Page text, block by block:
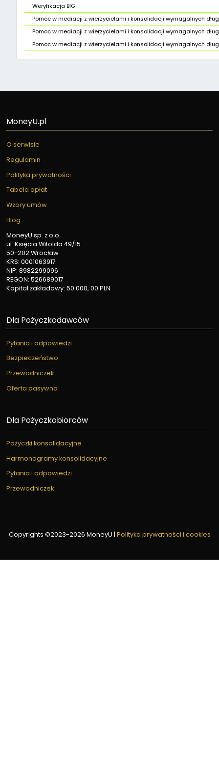
Weryfikacja BIG
Pomoc w mediacji z wierzycielami i konsolidacji wymagalnych
Pomoc w mediacji z wierzycielami i konsolidacji wymagalnych
Pomoc w mediacji z wierzycielami i konsolidacji wymagalnych
MoneyU.pl
O serwisie
Regulamin
Polityka prywatności
Tabela opłat
Wzory umów
Blog
MoneyU sp. z o.o.
ul. Księcia Witolda 49/15
50-202 Wrocław
KRS: 0001063917
NIP: 8982299096
REGON: 526689017
Kapitał zakładowy: 50 000, 00 PLN
Dla Pożyczkodawców
Pytania i odpowiedzi
Bezpieczeństwo
Przewodniczek
Oferta pasywna
Dla Pożyczkobiorców
Pożyczki konsolidacyjne
Harmonogramy konsolidacyjne
Pytania i odpowiedzi
Przewodniczek
Copyrights ©2023-2026 MoneyU | Polityka prywatności i cookies